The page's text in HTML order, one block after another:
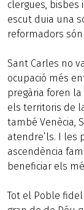
clergues, bisbes
escut duia una
reformadors
Sant Carles no
ocupació més
pregària foren la
els territoris de
també Venècia,
atendre’ls. I les
ascendència
beneficiar els
Tot el Poble